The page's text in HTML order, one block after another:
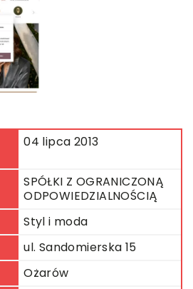
04 lipca 2013
SPÓŁKI Z OGRANICZONĄ
ODPOWIEDZIALNOŚCIĄ
Styl i moda
ul. Sandomierska 15
Ożarów